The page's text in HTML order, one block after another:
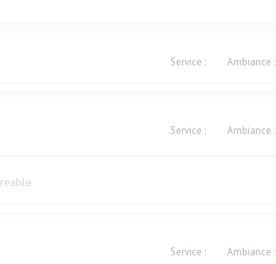
Service : Ambiance :
Service : Ambiance :
Service : Ambiance :